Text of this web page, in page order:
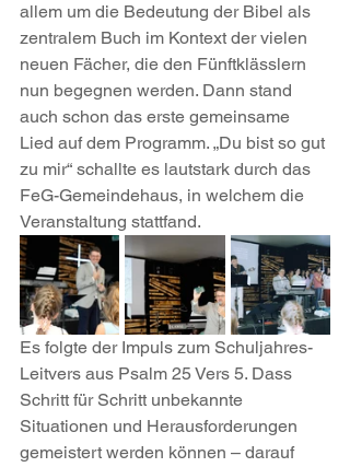
allem um die Bedeutung der Bibel als
zentralem Buch im Kontext der vielen
neuen Fächer, die den Fünftklässlern
nun begegnen werden. Dann stand
auch schon das erste gemeinsame
Lied auf dem Programm. „Du bist so gut
zu mir“ schallte es lautstark durch das
FeG-Gemeindehaus, in welchem die
Veranstaltung stattfand.
Es folgte der Impuls zum Schuljahres-
Leitvers aus Psalm 25 Vers 5. Dass
Schritt für Schritt unbekannte
Situationen und Herausforderungen
gemeistert werden können – darauf